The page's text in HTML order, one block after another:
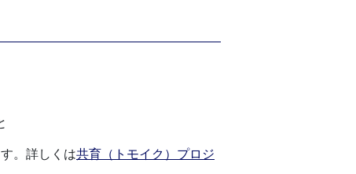
。詳しくは共育（トモイク）プロジ